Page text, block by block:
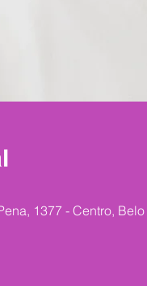
1377 - Centro,